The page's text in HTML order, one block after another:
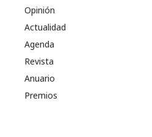
Opinión
Actualidad
Agenda
Revista
Anuario
Premios